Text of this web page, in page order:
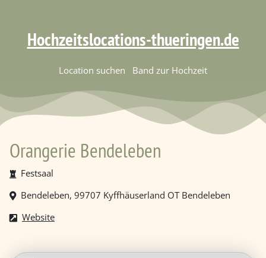
Hochzeitslocations-thueringen.de
Location suchen Band zur Hochzeit
Orangerie Bendeleben
Festsaal
Bendeleben, 99707 Kyffhäuserland OT Bendeleben
Website